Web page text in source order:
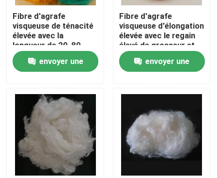
Produits
A propos de nous
Fibre d'agrafe
visqueuse de ténacité
élevée avec la
longueur de 20-80
millimètre
envoyer une
Fibre d'agrafe
visqueuse d'élongation
élevée avec le regain
élevé de grosseur et
d'humidité de 10-12%
envoyer une